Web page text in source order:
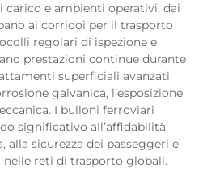
carico e ambienti operativi, dai
ai corridoi per il trasporto
regolari di ispezione e
prestazioni continue durante
superficiali avanzati
galvanica, l’esposizione
I bulloni ferroviari
significativo all’affidabilità
alla sicurezza dei passeggeri e
nelle reti di trasporto globali.